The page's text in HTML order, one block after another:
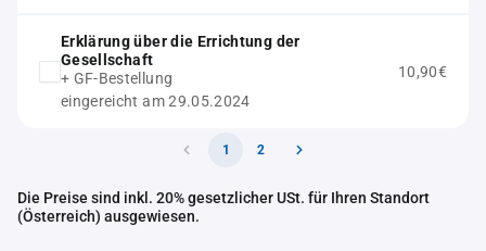
Erklärung über die Errichtung der
Gesellschaft
+ GF-Bestellung
eingereicht am 29.05.2024
10,90€
1 2
Die Preise sind inkl. 20% gesetzlicher USt. für Ihren Standort
(Österreich) ausgewiesen.